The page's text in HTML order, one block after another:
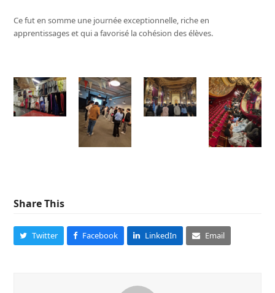
Ce fut en somme une journée exceptionnelle, riche en
apprentissages et qui a favorisé la cohésion des élèves.
Share This
Twitter Facebook LinkedIn Email